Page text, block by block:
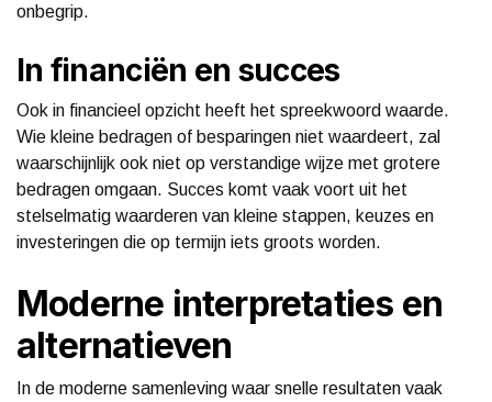
onbegrip.
In financiën en succes
Ook in financieel opzicht heeft het spreekwoord waarde.
Wie kleine bedragen of besparingen niet waardeert, zal
waarschijnlijk ook niet op verstandige wijze met grotere
bedragen omgaan. Succes komt vaak voort uit het
stelselmatig waarderen van kleine stappen, keuzes en
investeringen die op termijn iets groots worden.
Moderne interpretaties en
alternatieven
In de moderne samenleving waar snelle resultaten vaak